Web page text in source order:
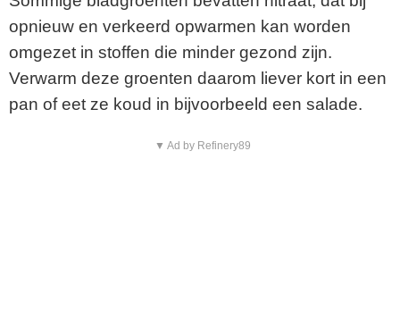
opnieuw en verkeerd opwarmen kan worden
omgezet in stoffen die minder gezond zijn.
Verwarm deze groenten daarom liever kort in een
pan of eet ze koud in bijvoorbeeld een salade.
▼ Ad by Refinery89